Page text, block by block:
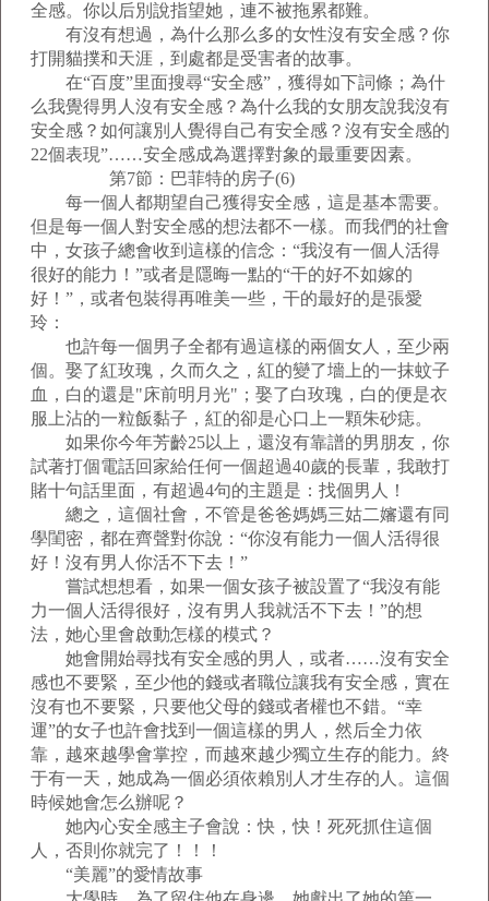
全感。你以后別說指望她，連不被拖累都難。
有沒有想過，為什么那么多的女性沒有安全感？你
打開貓撲和天涯，到處都是受害者的故事。
在“百度”里面搜尋“安全感”，獲得如下詞條；為什
么我覺得男人沒有安全感？為什么我的女朋友說我沒有
安全感？如何讓別人覺得自己有安全感？沒有安全感的
22個表現”……安全感成為選擇對象的最重要因素。
第7節：巴菲特的房子(6)
每一個人都期望自己獲得安全感，這是基本需要。
但是每一個人對安全感的想法都不一樣。而我們的社會
中，女孩子總會收到這樣的信念：“我沒有一個人活得
很好的能力！”或者是隱晦一點的“干的好不如嫁的
好！”，或者包裝得再唯美一些，干的最好的是張愛
玲：
也許每一個男子全都有過這樣的兩個女人，至少兩
個。娶了紅玫瑰，久而久之，紅的變了墻上的一抹蚊子
血，白的還是"床前明月光"；娶了白玫瑰，白的便是衣
服上沾的一粒飯黏子，紅的卻是心口上一顆朱砂痣。
如果你今年芳齡25以上，還沒有靠譜的男朋友，你
試著打個電話回家給任何一個超過40歲的長輩，我敢打
賭十句話里面，有超過4句的主題是：找個男人！
總之，這個社會，不管是爸爸媽媽三姑二嬸還有同
學閨密，都在齊聲對你說：“你沒有能力一個人活得很
好！沒有男人你活不下去！”
嘗試想想看，如果一個女孩子被設置了“我沒有能
力一個人活得很好，沒有男人我就活不下去！”的想
法，她心里會啟動怎樣的模式？
她會開始尋找有安全感的男人，或者……沒有安全
感也不要緊，至少他的錢或者職位讓我有安全感，實在
沒有也不要緊，只要他父母的錢或者權也不錯。“幸
運”的女子也許會找到一個這樣的男人，然后全力依
靠，越來越學會掌控，而越來越少獨立生存的能力。終
于有一天，她成為一個必須依賴別人才生存的人。這個
時候她會怎么辦呢？
她內心安全感主子會說：快，快！死死抓住這個
人，否則你就完了！！！
“美麗”的愛情故事